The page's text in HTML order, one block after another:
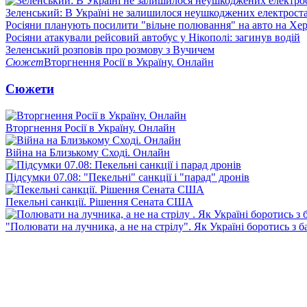
Зеленський: В Україні не залишилося неушкоджених
Росіяни планують посилити "вільне полювання" на авто на
Росіяни атакували рейсовий автобус у Нікополі: загинув водій
Зеленський розповів про розмову з Вучичем
СюжетВторгнення Росії в Україну. Онлайн
Сюжети
Вторгнення Росії в Україну. Онлайн
Війна на Близькому Сході. Онлайн
Підсумки 07.08: "Пекельні" санкції і "парад" дронів
Пекельні санкції. Рішення Сената США
"Полювати на лучника, а не на стрілу". Як Україні боротись з